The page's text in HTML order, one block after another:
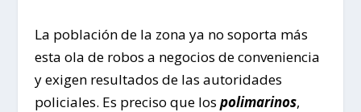
La población de la zona ya no soporta más
esta ola de robos a negocios de conveniencia
y exigen resultados de las autoridades
policiales. Es preciso que los polimarinos,